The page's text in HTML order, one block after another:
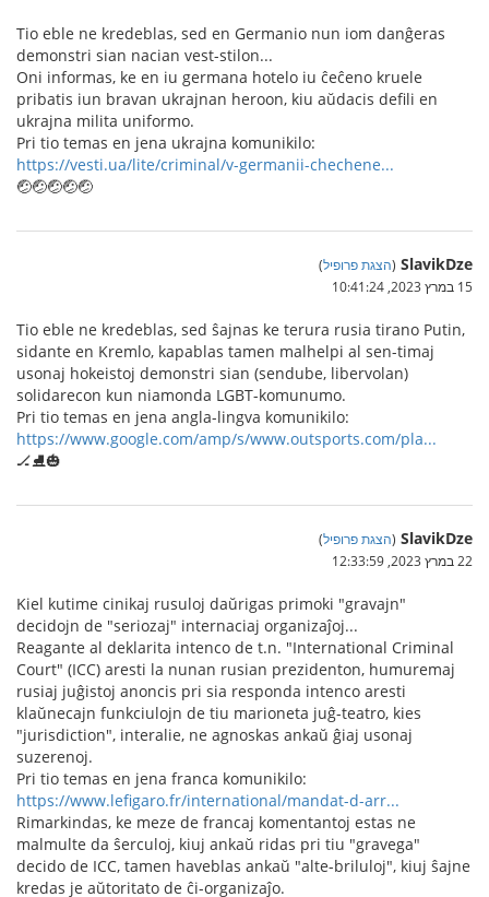
Tio eble ne kredeblas, sed en Germanio nun iom danĝeras
demonstri sian nacian vest-stilon...
Oni informas, ke en iu germana hotelo iu ĉeĉeno kruele
pribatis iun bravan ukrajnan heroon, kiu aŭdacis defili en
ukrajna milita uniformo.
Pri tio temas en jena ukrajna komunikilo:
https://vesti.ua/lite/criminal/v-germanii-chechene...
🤕🤕🤕🤕🤕
SlavikDze
(הצגת פרופיל)
15 במרץ 2023, 10:41:24
Tio eble ne kredeblas, sed ŝajnas ke terura rusia tirano Putin,
sidante en Kremlo, kapablas tamen malhelpi al sen-timaj
usonaj hokeistoj demonstri sian (sendube, libervolan)
solidarecon kun niamonda LGBT-komunumo.
Pri tio temas en jena angla-lingva komunikilo:
https://www.google.com/amp/s/www.outsports.com/pla...
🏒⛸️🎃
SlavikDze
(הצגת פרופיל)
22 במרץ 2023, 12:33:59
Kiel kutime cinikaj rusuloj daŭrigas primoki "gravajn"
decidojn de "seriozaj" internaciaj organizaĵoj...
Reagante al deklarita intenco de t.n. "International Criminal
Court" (ICC) aresti la nunan rusian prezidenton, humuremaj
rusiaj juĝistoj anoncis pri sia responda intenco aresti
klaŭnecajn funkciulojn de tiu marioneta juĝ-teatro, kies
"jurisdiction", interalie, ne agnoskas ankaŭ ĝiaj usonaj
suzerenoj.
Pri tio temas en jena franca komunikilo:
https://www.lefigaro.fr/international/mandat-d-arr...
Rimarkindas, ke meze de francaj komentantoj estas ne
malmulte da ŝerculoj, kiuj ankaŭ ridas pri tiu "gravega"
decido de ICC, tamen haveblas ankaŭ "alte-briluloj", kiuj ŝajne
kredas je aŭtoritato de ĉi-organizaĵo.